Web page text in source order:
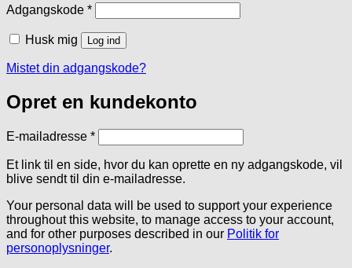
Adgangskode *Påkrævet
Husk mig Log ind
Mistet din adgangskode?
Opret en kundekonto
E-mailadresse *Påkrævet
Et link til en side, hvor du kan oprette en ny adgangskode, vil
blive sendt til din e-mailadresse.
Your personal data will be used to support your experience
throughout this website, to manage access to your account,
and for other purposes described in our Politik for
personoplysninger.